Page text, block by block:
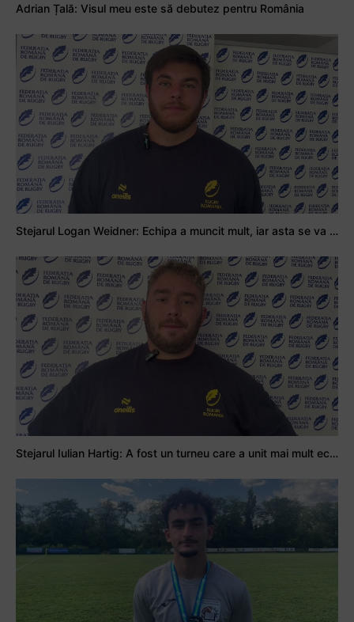
Adrian Țală: Visul meu este să debutez pentru România
Stejarul Logan Weidner: Echipa a muncit mult, iar asta se va vedea în meciurile de la Nations Cup
Stejarul Iulian Hartig: A fost un turneu care a unit mai mult echipa